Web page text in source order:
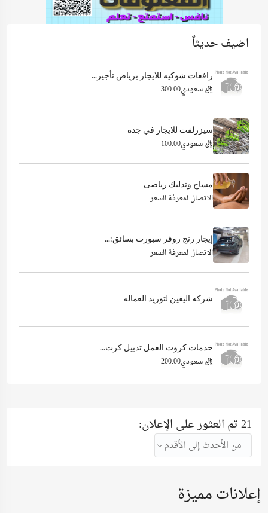
اضيف حديثاً
رافعات شوكيه للايجار برياض تأجير...
ريال سعودي300.00
سيزرلفت للايجار في جده
ريال سعودي100.00
مساج وتدليك رياضى
الاتصال لمعرفة السعر
إيجار رنج روفر سبورت بسائق:...
الاتصال لمعرفة السعر
شركه اليقين لتوريد العماله
خدمات كروت العمل تدبيل كرت...
ريال سعودي200.00
21 تم العثور على الإعلان:
من الأحدث إلى الأقدم
إعلانات مميزة